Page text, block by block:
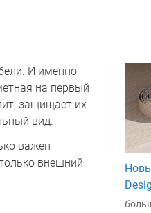
И именно
на первый
защищает их
вид.
важен
внешний